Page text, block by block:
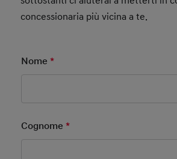
concessionaria più vicina a te.
Nome *Mandatory Field
Cognome *Mandatory Field